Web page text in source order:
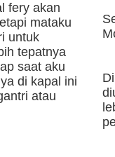
fery akan
mataku
untuk
tepatnya
saat aku
di kapal ini
atau